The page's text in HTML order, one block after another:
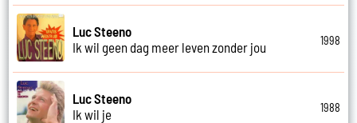
Luc Steeno
Ik wil geen dag meer leven zonder jou
1998
Luc Steeno
Ik wil je
1988